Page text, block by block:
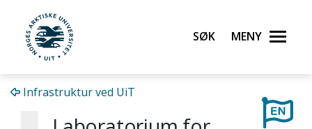
Gå til hovedinnhold
UiT Norges arktiske universitet
Søk Meny
Infrastruktur ved UiT